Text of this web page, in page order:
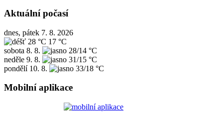
Aktuální počasí
dnes, pátek 7. 8. 2026
28 °C 17 °C
sobota 8. 8.
28/14 °C
neděle 9. 8.
31/15 °C
pondělí 10. 8. 33/18 °C
Mobilní aplikace